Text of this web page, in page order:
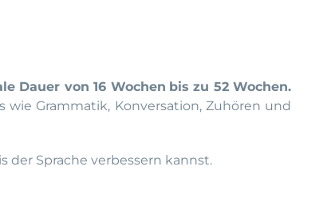
Dauer von 16 Wochen bis zu 52 Wochen.
Grammatik, Konversation, Zuhören und
der Sprache verbessern kannst.